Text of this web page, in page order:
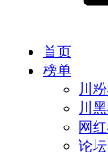
首页
榜单
川
川
网
论坛